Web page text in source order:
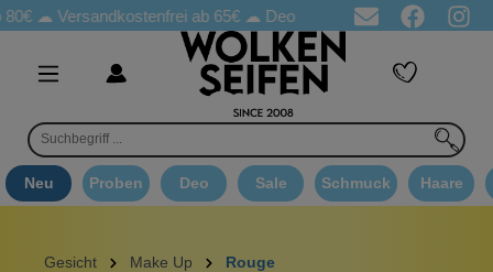
☁Versandkostenfrei ab 65€☁ Deo Proben in jeder Bestellung
Neu Proben Deo Sale Schmuck Haare
Gesicht Make Up Rouge